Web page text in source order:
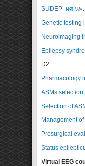
SUDEP_ผศ.น
Genetic testing
Neuroimaging
Epilepsy
D2
Pharmacology
ASMs
Selection of
Management
Presurgical
Status
Virtual EEG